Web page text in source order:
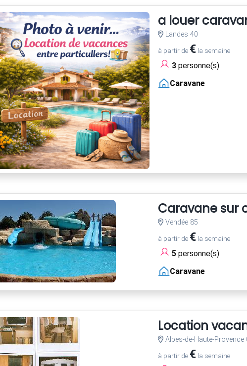
a louer
Landes 40
à partir de €la semaine
3personne(s)
Caravane
Caravane sur
Vendée 85
à partir de €la semaine
5personne(s)
Caravane
Location
Alpes-de-Haute-Provence
à partir de €la semaine